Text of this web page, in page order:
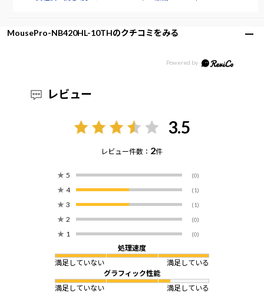
MousePro-NB420HL-10THのクチコミをみる
レビュー
3.5
レビュー件数： 2件
★ 5 (0)
★ 4 (1)
★ 3 (1)
★ 2 (0)
★ 1 (0)
処理速度
満足していない
満足している
グラフィック性能
満足していない
満足している